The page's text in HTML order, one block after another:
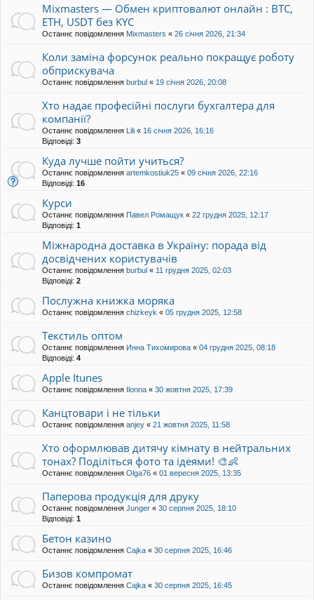
Mixmasters — Обмен криптовалют онлайн : BTC,
ETH, USDT без KYC
Останнє повідомлення Mixmasters « 26 січня 2026, 21:34
Коли заміна форсунок реально покращує роботу
обприскувача
Останнє повідомлення burbul « 19 січня 2026, 20:08
Хто надає професійні послуги бухгалтера для
компанії?
Останнє повідомлення Lili « 16 січня 2026, 16:16
Відповіді: 3
Куда лучше пойти учиться?
Останнє повідомлення artemkostiuk25 « 09 січня 2026, 22:16
Відповіді: 16
Курси
Останнє повідомлення Павел Ромащук « 22 грудня 2025, 12:17
Відповіді: 1
Міжнародна доставка в Україну: порада від
досвідчених користувачів
Останнє повідомлення burbul « 11 грудня 2025, 02:03
Відповіді: 2
Послужна книжка моряка
Останнє повідомлення chizkeyk « 05 грудня 2025, 12:58
Текстиль оптом
Останнє повідомлення Инна Тихомирова « 04 грудня 2025, 08:18
Відповіді: 4
Apple Itunes
Останнє повідомлення Ilonna « 30 жовтня 2025, 17:39
Канцтовари і не тільки
Останнє повідомлення anjey « 21 жовтня 2025, 11:58
Хто оформлював дитячу кімнату в нейтральних
тонах? Поділіться фото та ідеями! 🎨👶
Останнє повідомлення Olga76 « 01 вересня 2025, 13:35
Паперова продукція для друку
Останнє повідомлення Junger « 30 серпня 2025, 18:10
Відповіді: 1
Бетон казино
Останнє повідомлення Cajka « 30 серпня 2025, 16:46
Бизов компромат
Останнє повідомлення Cajka « 30 серпня 2025, 16:45